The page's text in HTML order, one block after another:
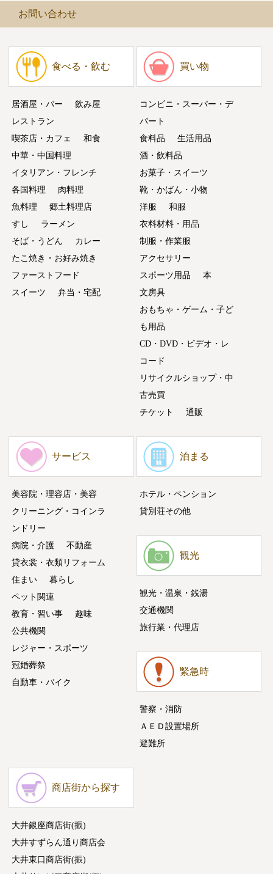
お問い合わせ
食べる・飲む
居酒屋・バー
飲み屋
レストラン
喫茶店・カフェ
和食
中華・中国料理
イタリアン・フレンチ
各国料理
肉料理
魚料理
郷土料理店
すし
ラーメン
そば・うどん
カレー
たこ焼き・お好み焼き
ファーストフード
スイーツ
弁当・宅配
買い物
コンビニ・スーパー・デ
パート
食料品
生活用品
酒・飲料品
お菓子・スイーツ
靴・かばん・小物
洋服
和服
衣料材料・用品
制服・作業服
アクセサリー
スポーツ用品
本
文房具
おもちゃ・ゲーム・子ど
も用品
CD・DVD・ビデオ・レ
コード
リサイクルショップ・中
古売買
チケット
通販
サービス
美容院・理容店・美容
クリーニング・コインラ
ンドリー
病院・介護
不動産
貸衣裳・衣類リフォーム
住まい
暮らし
ペット関連
教育・習い事
趣味
公共機関
レジャー・スポーツ
冠婚葬祭
自動車・バイク
泊まる
ホテル・ペンション
貸別荘その他
観光
観光・温泉・銭湯
交通機関
旅行業・代理店
緊急時
警察・消防
ＡＥＤ設置場所
避難所
商店街から探す
大井銀座商店街(振)
大井すずらん通り商店会
大井東口商店街(振)